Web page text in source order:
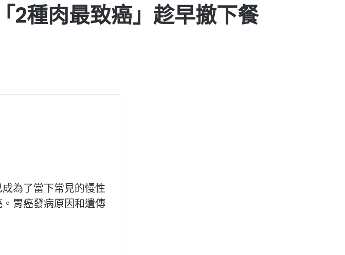
2種肉最致癌」趁早撤下餐
為了當下常見的慢性
胃癌發病原因和遺傳